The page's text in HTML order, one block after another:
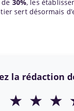
30%, les
sert désormais
la rédaction
★ ★ ★